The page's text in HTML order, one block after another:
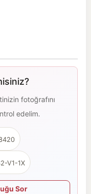
fotoğrafını
edelim.
V1-1X
Sor